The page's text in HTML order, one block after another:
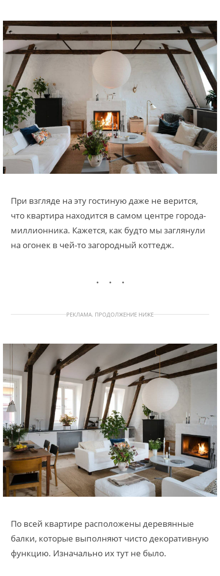
При взгляде на эту гостиную даже не верится,
что квартира находится в самом центре города-
миллионника. Кажется, как будто мы заглянули
на огонек в чей-то загородный коттедж.
РЕКЛАМА. ПРОДОЛЖЕНИЕ НИЖЕ
По всей квартире расположены деревянные
балки, которые выполняют чисто декоративную
функцию. Изначально их тут не было.